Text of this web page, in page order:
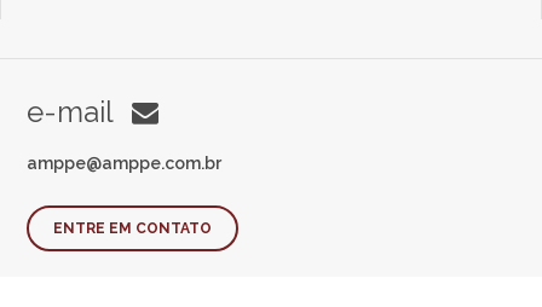
e-mail
amppe@amppe.com.br
ENTRE EM CONTATO